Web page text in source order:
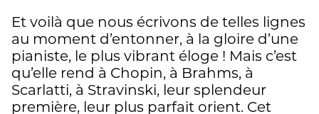
Et voilà que nous écrivons de telles lignes
au moment d’entonner, à la gloire d’une
pianiste, le plus vibrant éloge ! Mais c’est
qu’elle rend à Chopin, à Brahms, à
Scarlatti, à Stravinski, leur splendeur
première, leur plus parfait orient. Cet